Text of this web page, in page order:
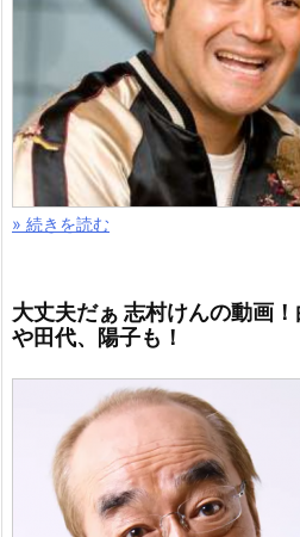
» 続きを読む
大丈夫だぁ 志村けんの動画
や田代、陽子も！